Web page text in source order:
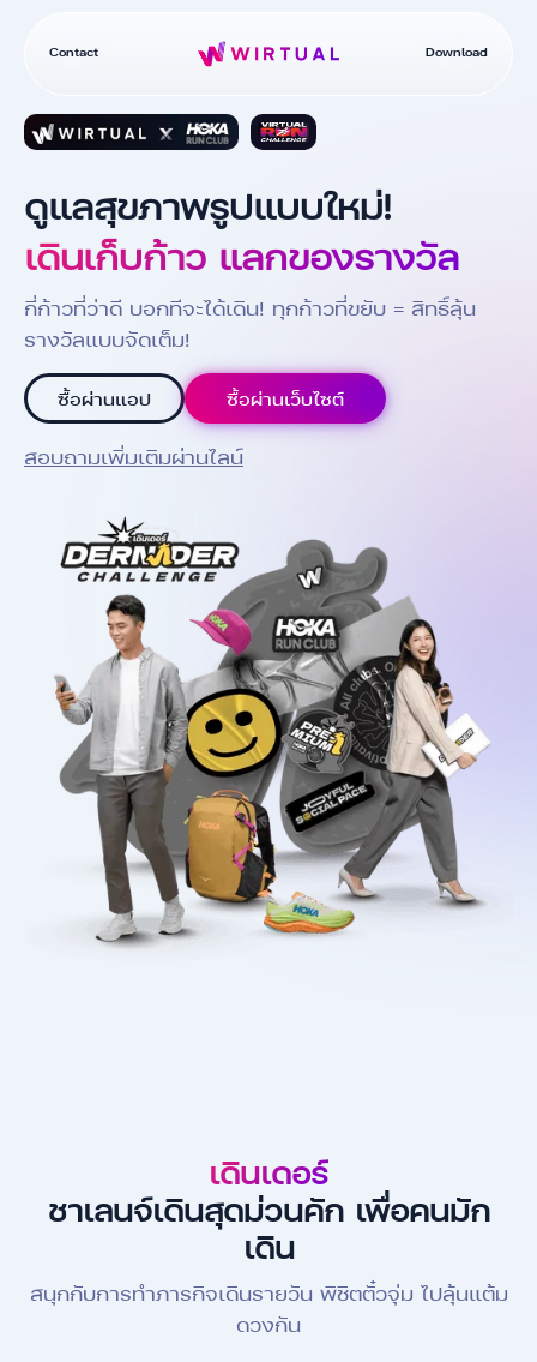
Contact Download
ดูแลสุขภาพรูปแบบใหม่!
เดินเก็บก้าว แลกของรางวัล
กี่ก้าวที่ว่าดี บอกทีจะได้เดิน! ทุกก้าวที่ขยับ = สิทธิ์ลุ้น
รางวัลแบบจัดเต็ม!
ซื้อผ่านแอป ซื้อผ่านเว็บไซต์
สอบถามเพิ่มเติมผ่านไลน์
เดินเดอร์
ชาเลนจ์เดินสุดม่วนคัก เพื่อคนมัก
เดิน
สนุกกับการทำภารกิจเดินรายวัน พิชิตตั๋วจุ่ม ไปลุ้นแต้ม
ดวงกัน